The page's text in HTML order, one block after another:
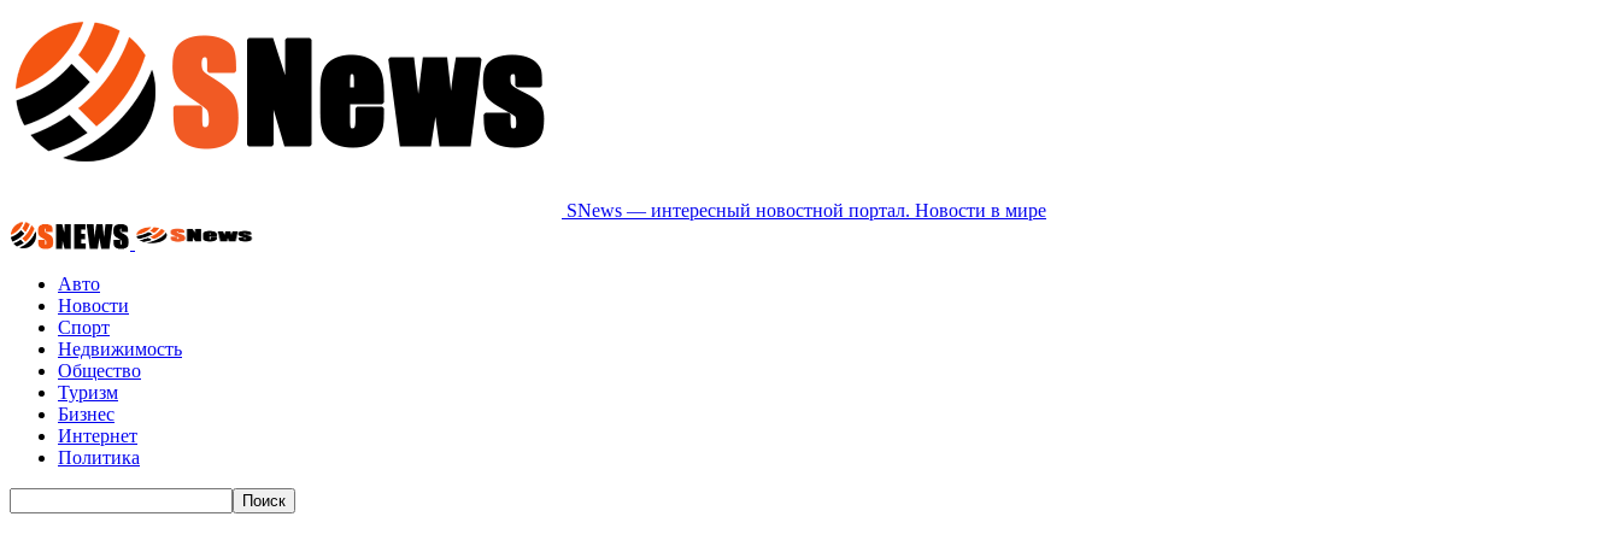
SNews — интересный новостной портал. Новости в мире
Авто
Новости
Спорт
Недвижимость
Общество
Туризм
Бизнес
Интернет
Политика